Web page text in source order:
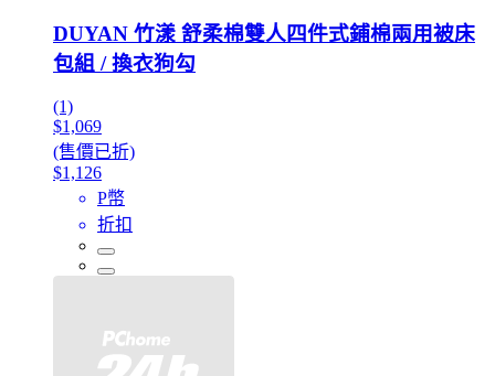
DUYAN 竹漾 舒柔棉雙人四件式鋪棉兩用被床
包組 / 換衣狗勾
(1)
$1,069
(售價已折)
$1,126
P幣
折扣